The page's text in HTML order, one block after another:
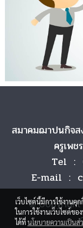
สมาคมฌาปนกิจส
ครูเพ
Tel :
E-mail :
© Copyright
เว็บไซต์นี้มีการใช้งาน
ในการใช้งานเว็บไซต์ข
ได้ที่นโยบายความเป็นส่